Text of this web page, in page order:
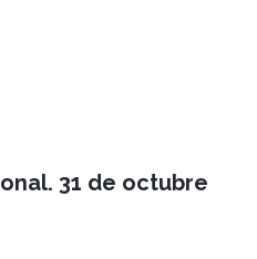
31 de octubre